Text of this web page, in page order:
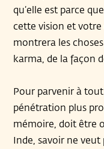
qu’elle est parce
cette vision et votre
montrera les
karma, de la façon
Pour parvenir à
pénétration plus
mémoire, doit être
Inde, savoir ne veut